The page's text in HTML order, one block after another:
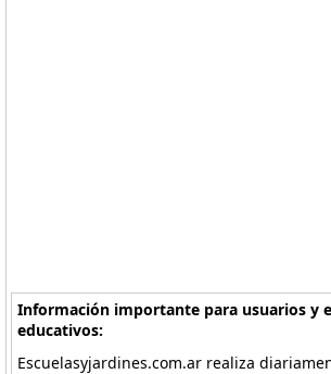
Información importante para usuarios y
educativos:
Escuelasyjardines.com.ar realiza